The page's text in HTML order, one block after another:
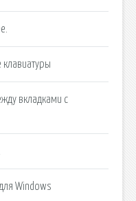
вкладками с
Windows